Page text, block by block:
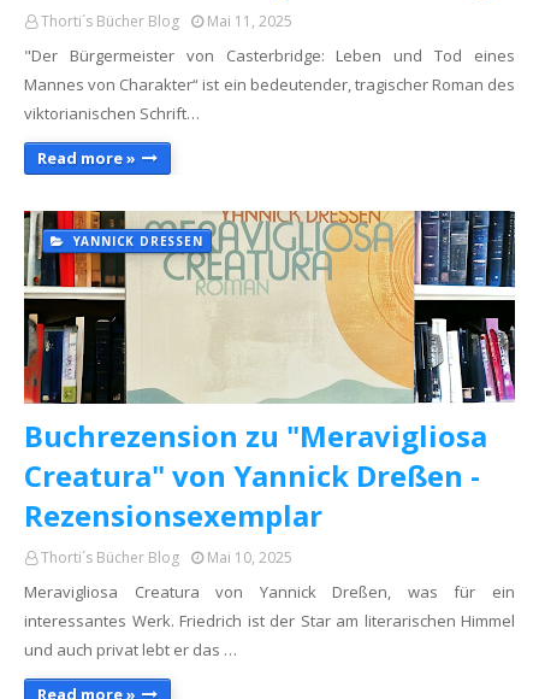
Thorti´s Bücher Blog Mai 11, 2025
"Der Bürgermeister von Casterbridge: Leben und Tod eines
Mannes von Charakter“ ist ein bedeutender, tragischer Roman des
viktorianischen Schrift…
Read more »
YANNICK DRESSEN
Buchrezension zu "Meravigliosa
Creatura" von Yannick Dreßen -
Rezensionsexemplar
Thorti´s Bücher Blog Mai 10, 2025
Meravigliosa Creatura von Yannick Dreßen, was für ein
interessantes Werk. Friedrich ist der Star am literarischen Himmel
und auch privat lebt er das …
Read more »